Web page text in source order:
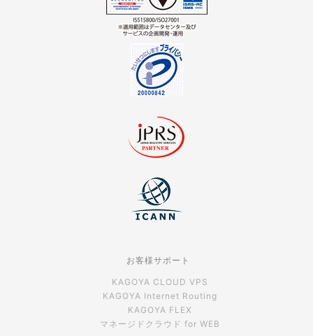
お客様サポート
KAGOYA CLOUD VPS
KAGOYA Internet Routing
KAGOYA FLEX
マネージドクラウド for WEB